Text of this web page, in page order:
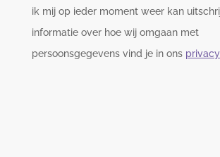
ik mij op ieder moment weer kan
informatie over hoe wij omgaan met
persoonsgegevens vind je in ons